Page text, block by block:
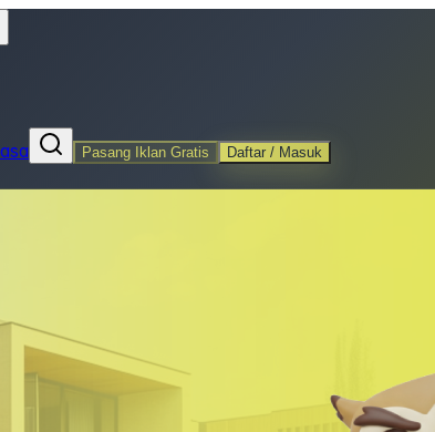
Pasang Iklan Gratis Daftar / Masuk